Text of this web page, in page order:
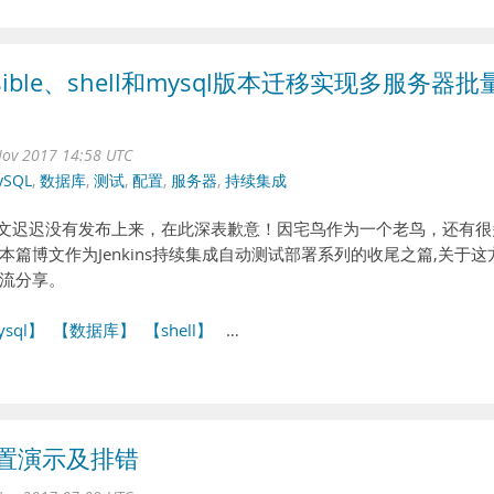
、shell和mysql版本迁移实现多服务器批
2017 14:58 UTC
, 数据库, 测试, 配置, 服务器, 持续集成
迟没有发布上来，在此深表歉意！因宅鸟作为一个老鸟，还有
篇博文作为Jenkins持续集成自动测试部署系列的收尾之篇,关于这
分享。
】 【数据库】 【shell】 …
演示及排错